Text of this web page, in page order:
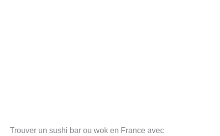
Trouver un sushi bar ou wok en France avec